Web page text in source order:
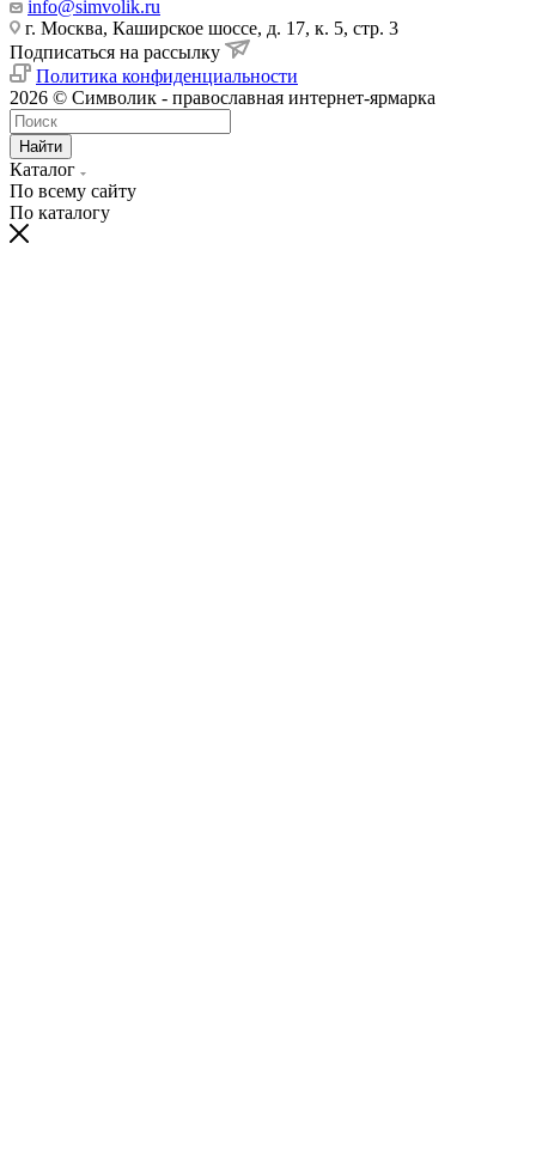
info@simvolik.ru
г. Москва, Каширское шоссе, д. 17, к. 5, стр. 3
Подписаться на рассылку
Политика конфиденциальности
2026 © Символик - православная интернет-ярмарка
Найти
Каталог
По всему сайту
По каталогу